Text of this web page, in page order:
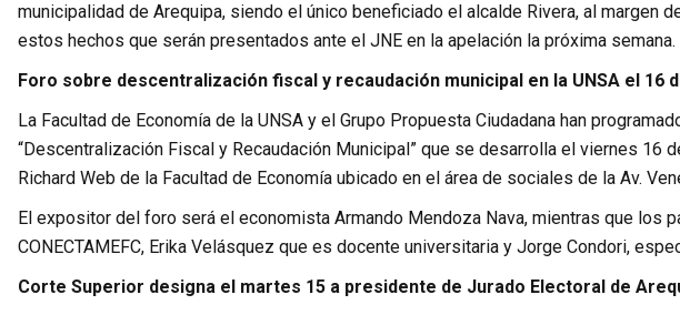
municipalidad de Arequipa, siendo el único beneficiado el alcalde Rivera, al margen
estos hechos que serán presentados ante el JNE en la apelación la próxima semana.
Foro sobre descentralización fiscal y recaudación municipal en la UNSA el 16
La Facultad de Economía de la UNSA y el Grupo Propuesta Ciudadana han
“Descentralización Fiscal y Recaudación Municipal” que se desarrolla el viernes 16
Richard Web de la Facultad de Economía ubicado en el área de sociales de la Av.
El expositor del foro será el economista Armando Mendoza Nava, mientras que los
CONECTAMEFC, Erika Velásquez que es docente universitaria y Jorge Condori,
Corte Superior designa el martes 15 a presidente de Jurado Electoral de